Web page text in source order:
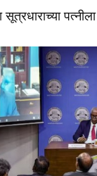
सूत्रधाराच्या